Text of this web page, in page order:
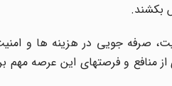
بکشند.
صرفه جویی در هزینه ها و
و فرصتهای این عرصه مهم